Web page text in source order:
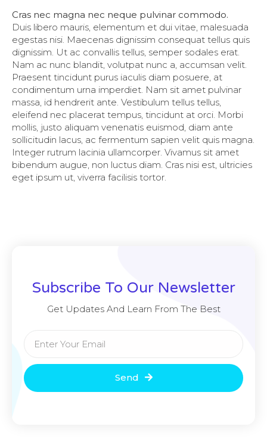
Cras nec magna nec neque pulvinar commodo.
Duis libero mauris, elementum et dui vitae, malesuada
egestas nisi. Maecenas dignissim consequat tellus quis
dignissim. Ut ac convallis tellus, semper sodales erat.
Nam ac nunc blandit, volutpat nunc a, accumsan velit.
Praesent tincidunt purus iaculis diam posuere, at
condimentum urna imperdiet. Nam sit amet pulvinar
massa, id hendrerit ante. Vestibulum tellus tellus,
eleifend nec placerat tempus, tincidunt at orci. Morbi
mollis, justo aliquam venenatis euismod, diam ante
sollicitudin lacus, ac fermentum sapien velit quis magna.
Integer rutrum lacinia ullamcorper. Vivamus sit amet
bibendum augue, non luctus diam. Cras nisi est, ultricies
eget ipsum ut, viverra facilisis tortor.
Subscribe To Our Newsletter
Get Updates And Learn From The Best
Send